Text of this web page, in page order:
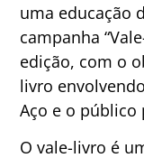
uma educação
campanha
edição, com o
livro
Aço e o público
O vale-livro é